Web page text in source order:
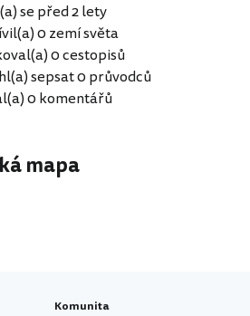
se před 2 lety
0 zemí světa
0 cestopisů
sepsat 0 průvodců
0 komentářů
mapa
Komunita